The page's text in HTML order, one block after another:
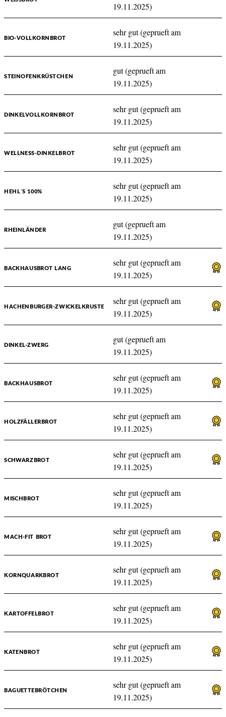
19.11.2025)
BIO-VOLLKORNBROT
sehr gut (geprueft am
19.11.2025)
STEINOFENKRÜSTCHEN
gut (geprueft am
19.11.2025)
DINKELVOLLKORNBROT
sehr gut (geprueft am
19.11.2025)
WELLNESS-DINKELBROT
sehr gut (geprueft am
19.11.2025)
HEHL´S 100%
sehr gut (geprueft am
19.11.2025)
RHEINLÄNDER
gut (geprueft am
19.11.2025)
BACKHAUSBROT LANG
sehr gut (geprueft am
19.11.2025)
HACHENBURGER-ZWICKELKRUSTE
sehr gut (geprueft am
19.11.2025)
DINKEL-ZWERG
gut (geprueft am
19.11.2025)
BACKHAUSBROT
sehr gut (geprueft am
19.11.2025)
HOLZFÄLLERBROT
sehr gut (geprueft am
19.11.2025)
SCHWARZBROT
sehr gut (geprueft am
19.11.2025)
MISCHBROT
sehr gut (geprueft am
19.11.2025)
MACH-FIT BROT
sehr gut (geprueft am
19.11.2025)
KORNQUARKBROT
sehr gut (geprueft am
19.11.2025)
KARTOFFELBROT
sehr gut (geprueft am
19.11.2025)
KATENBROT
sehr gut (geprueft am
19.11.2025)
BAGUETTEBRÖTCHEN
sehr gut (geprueft am
19.11.2025)